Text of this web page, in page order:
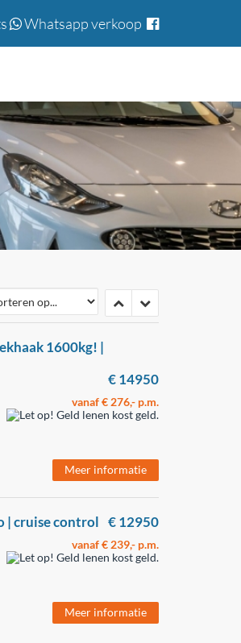
Whatsapp verkoop
1600kg! |
€ 14950
vanaf € 276,- p.m.
Meer informatie
| cruise control € 12950
vanaf € 239,- p.m.
Meer informatie